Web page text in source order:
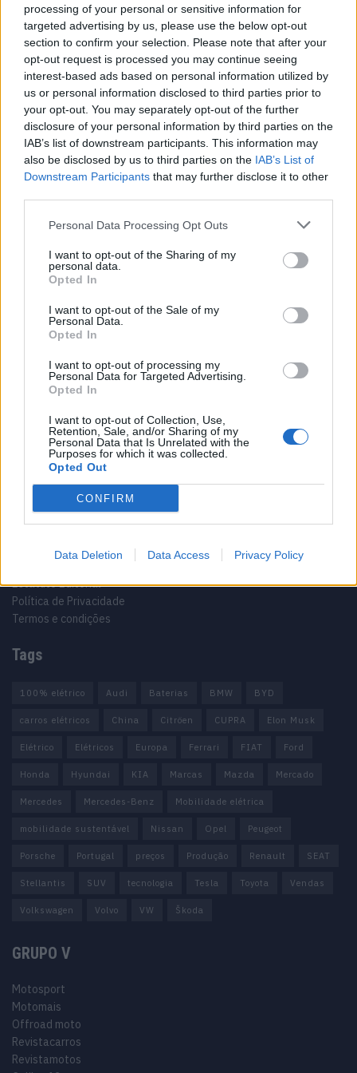
processing of your personal or sensitive information for
targeted advertising by us, please use the below opt-out
section to confirm your selection. Please note that after your
opt-out request is processed you may continue seeing
interest-based ads based on personal information utilized by
us or personal information disclosed to third parties prior to
your opt-out. You may separately opt-out of the further
disclosure of your personal information by third parties on the
IAB’s list of downstream participants. This information may
also be disclosed by us to third parties on the IAB’s List of
Downstream Participants that may further disclose it to other
Personal Data Processing Opt Outs
I want to opt-out of the Sharing of my
personal data.
Opted In
I want to opt-out of the Sale of my
Personal Data.
Opted In
I want to opt-out of processing my
Personal Data for Targeted Advertising.
Opted In
I want to opt-out of Collection, Use,
Retention, Sale, and/or Sharing of my
Personal Data that Is Unrelated with the
Purposes for which it was collected.
Opted Out
CONFIRM
Data Deletion Data Access Privacy Policy
Este é um Porsche 911 Carrera RS 2.7 Safari
que todos podem comprar
13/03/2024
Vídeo – Tesla Cybertruck – Nunca vimos
13/05/2024
O Toyota mais português continua à venda
12/02/2024
Sobre
Noticias do setor automóvel, novidades e ensaios.
Informação importante
Assinaturas
Estatuto Editorial
Política de Privacidade
Termos e condições
Tags
100% elétrico Audi Baterias BMW BYD
carros elétricos China Citröen CUPRA Elon Musk
Elétrico Elétricos Europa Ferrari FIAT Ford
Honda Hyundai KIA Marcas Mazda Mercado
Mercedes Mercedes-Benz Mobilidade elétrica
mobilidade sustentável Nissan Opel Peugeot
Porsche Portugal preços Produção Renault SEAT
Stellantis SUV tecnologia Tesla Toyota Vendas
Volkswagen Volvo VW Škoda
GRUPO V
Motosport
Motomais
Offroad moto
Revistacarros
Revistamotos